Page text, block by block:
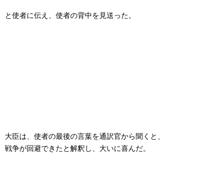
と使者に伝え、使者の背中を見送った。
大臣は、使者の最後の言葉を通訳官から聞くと、
戦争が回避できたと解釈し、大いに喜んだ。